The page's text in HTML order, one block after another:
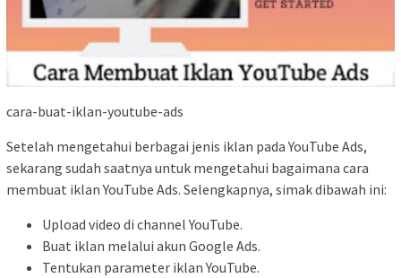
cara-buat-iklan-youtube-ads
Setelah mengetahui berbagai jenis iklan pada YouTube Ads,
sekarang sudah saatnya untuk mengetahui bagaimana cara
membuat iklan YouTube Ads. Selengkapnya, simak dibawah ini:
Upload video di channel YouTube.
Buat iklan melalui akun Google Ads.
Tentukan parameter iklan YouTube.